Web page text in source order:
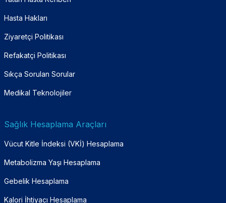
Hasta Hakları
Ziyaretçi Politikası
Refakatçi Politikası
Sıkça Sorulan Sorular
Medikal Teknolojiler
Sağlık Hesaplama Araçları
Vücut Kitle İndeksi (VKİ) Hesaplama
Metabolizma Yaşı Hesaplama
Gebelik Hesaplama
Kalori İhtiyacı Hesaplama